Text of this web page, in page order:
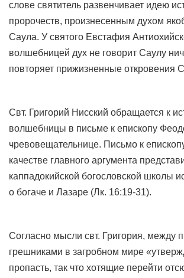
слове святитель развенчивает идею
пророчеств, произнесенным духом
Саула. У святого Евстафия
волшебницей дух не говорит Саулу
повторяет прижизненные откровения
Свт. Григорий Нисский обращается к
волшебницы в письме к епископу
чревовещательнице. Письмо к
качестве главного аргумента
каппадокийской богословской школы
о богаче и Лазаре (Лк. 16:19-31).
Согласно мысли свт. Григория, между
грешниками в загробном мире
пропасть, так что хотящие перейти